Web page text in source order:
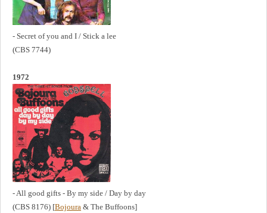
- Secret of you and I / Stick a lee
(CBS 7744)
1972
- All good gifts - By my side / Day by day
(CBS 8176) [Bojoura & The Buffoons]